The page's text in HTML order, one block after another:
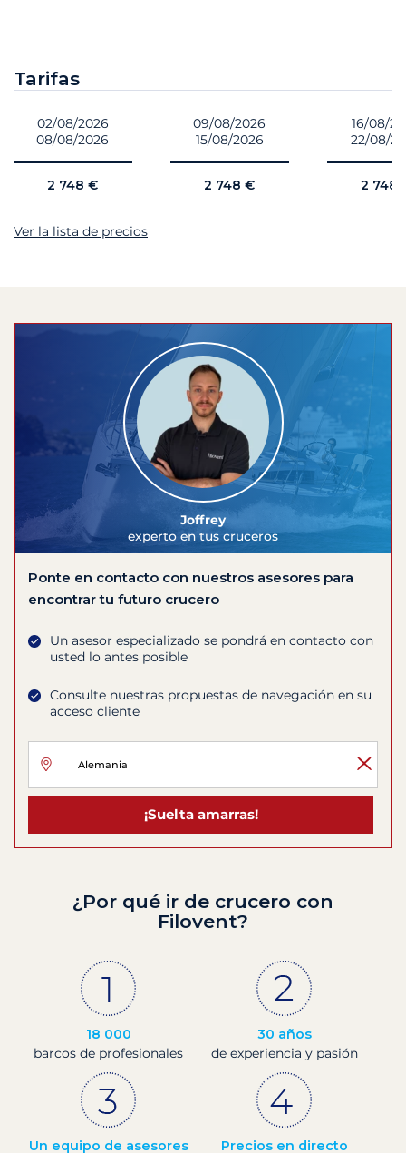
Tarifas
02/08/2026
08/08/2026
2 748 €
09/08/2026
15/08/2026
2 748 €
16/08/
22/08/
2 748
Ver la lista de precios
Joffrey
experto en tus cruceros
Ponte en contacto con nuestros asesores para
encontrar tu futuro crucero
Un asesor especializado se pondrá en contacto con
usted lo antes posible
Consulte nuestras propuestas de navegación en su
acceso cliente
¡Suelta amarras!
¿Por qué ir de crucero con
Filovent?
18 000
barcos de profesionales
30 años
de experiencia y pasión
Un equipo de asesores
Precios en directo